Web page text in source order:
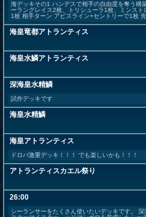
海デッキその1 ハンデスで相手の自由度を奪う構
ーラングレイス2枚、トリシューラ1枚、ミンスト
1枚 相手ターン アビスライン+セントリーで1枚
海皇竜都アトランティス
海皇水鱗アトランティス
深海皇水精鱗
試作デッキです
海皇水精鱗
海皇アトランティス
ドロバ激重デッキ！！！ でも楽しいかも！！！
アトランティスカエル祭り
26:00
シーランサーをたくさん使いたいデッキです。 深